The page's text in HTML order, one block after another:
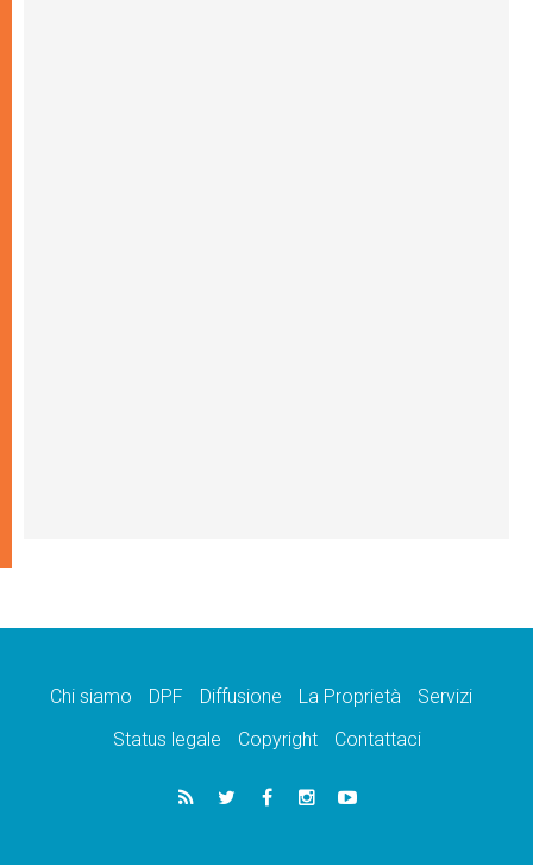
Chi siamo DPF Diffusione La Proprietà
Servizi
Status legale
Copyright Contattaci